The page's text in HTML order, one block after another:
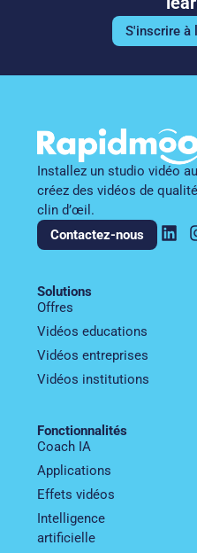
S'inscrire à
Installez un studio vidéo
créez des vidéos de
clin d’œil.
Contactez-nous
Solutions
Offres
Vidéos educations
Vidéos entreprises​
Vidéos institutions
Fonctionnalités
Coach IA
Applications
Effets vidéos
Intelligence
artificielle